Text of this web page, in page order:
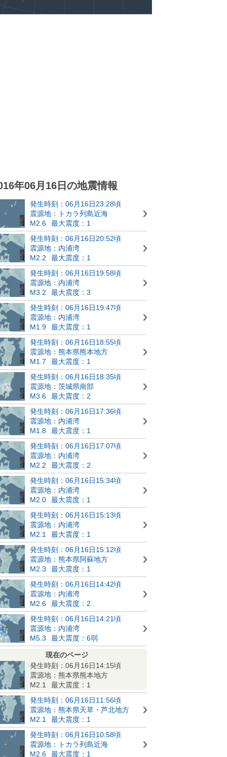
年06月16日の地震情報
発生時刻：06月16日23:28頃
震源地：トカラ列島近海
M2.6
最大震度：1
発生時刻：06月16日20:52頃
震源地：内浦湾
M2.2
最大震度：1
発生時刻：06月16日19:58頃
震源地：内浦湾
M3.2
最大震度：3
発生時刻：06月16日19:47頃
震源地：内浦湾
M1.9
最大震度：1
発生時刻：06月16日18:55頃
震源地：熊本県熊本地方
M1.7
最大震度：1
発生時刻：06月16日18:35頃
震源地：茨城県南部
M3.6
最大震度：2
発生時刻：06月16日17:36頃
震源地：内浦湾
M1.8
最大震度：1
発生時刻：06月16日17:07頃
震源地：内浦湾
M2.2
最大震度：2
発生時刻：06月16日15:34頃
震源地：内浦湾
M2.0
最大震度：1
発生時刻：06月16日15:13頃
震源地：内浦湾
M2.1
最大震度：1
発生時刻：06月16日15:12頃
震源地：熊本県阿蘇地方
M2.3
最大震度：1
発生時刻：06月16日14:42頃
震源地：内浦湾
M2.6
最大震度：2
発生時刻：06月16日14:21頃
震源地：内浦湾
M5.3
最大震度：6弱
現在のページ
発生時刻：06月16日14:15頃
震源地：熊本県熊本地方
M2.1
最大震度：1
発生時刻：06月16日11:56頃
震源地：熊本県天草・芦北地方
M2.1
最大震度：1
発生時刻：06月16日10:58頃
震源地：トカラ列島近海
M2.6
最大震度：1